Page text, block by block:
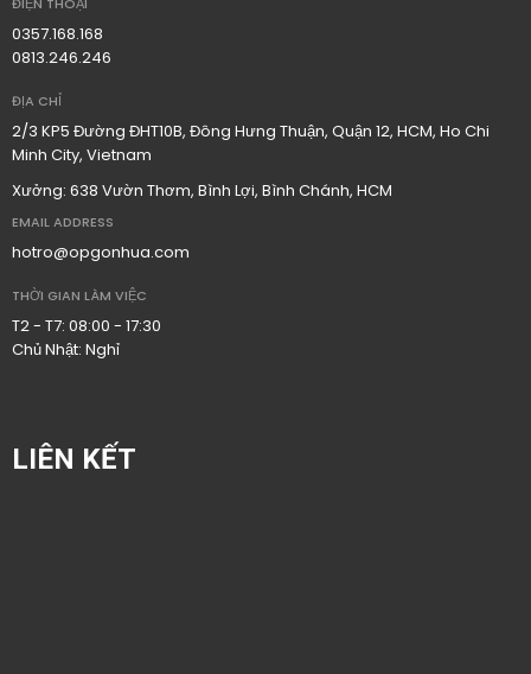
0357.168.168
0813.246.246
ĐỊA CHỈ
2/3 KP5 Đường ĐHT10B, Đông Hưng Thuận, Quận 12, HCM, Ho Chi
Minh City, Vietnam
Xưởng: 638 Vườn Thơm, Bình Lợi, Bình Chánh, HCM
EMAIL ADDRESS
hotro@opgonhua.com
THỜI GIAN LÀM VIỆC
T2 - T7: 08:00 - 17:30
Chủ Nhật: Nghỉ
LIÊN KẾT